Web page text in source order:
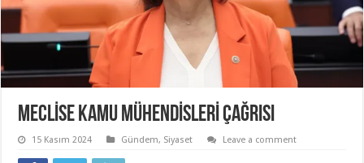
MECLİSE KAMU MÜHENDİSLERİ ÇAĞRISI
15 Kasım 2024 Gündem, Siyaset Leave a comment